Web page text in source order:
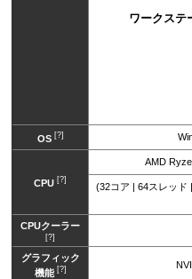
ワークステ
OS[?]
CPU [?]
AMD
(32コア | 64スレッド
CPUクーラー
[?]
グラフィック
機能[?]